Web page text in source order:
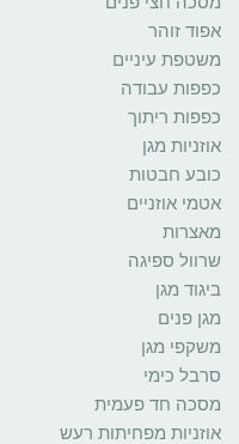
אפוד זוהר
משטפת עיניים
כפפות עבודה
כפפות ריתוך
אוזניות מגן
כובע חבטות
אטמי אוזניים
מאצרות
שרוול ספיגה
ביגוד מגן
מגן פנים
משקפי מגן
סרבל כימי
מסכה חד פעמית
אוזניות מפחיתות רעש